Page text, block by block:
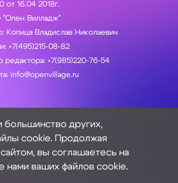
16.04 2018г.
Вилладж"
Копица Владислав Николаевич
+7(495)215-08-82
редактора: +7(985)220-76-54
info@openvillage.ru
большинство других,
cookie. Продолжая
вы соглашаетесь на
нами ваших файлов cookie.